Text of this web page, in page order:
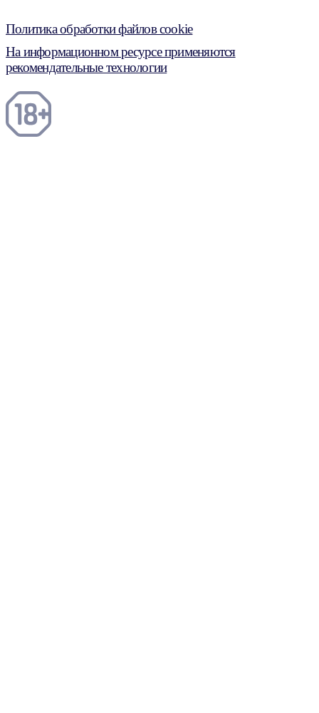
Политика обработки файлов cookie
На информационном ресурсе применяются
рекомендательные технологии